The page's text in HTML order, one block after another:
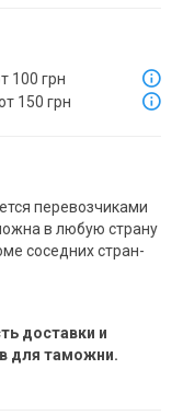
100 грн
150 грн
перевозчиками
в любую страну
соседних стран-
доставки и
для таможни.